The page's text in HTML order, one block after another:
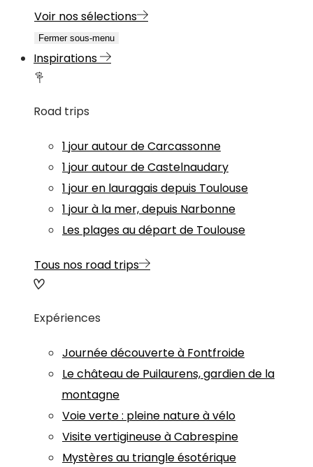
Voir nos sélections
Fermer sous-menu
Inspirations
Road trips
1 jour autour de Carcassonne
1 jour autour de Castelnaudary
1 jour en lauragais depuis Toulouse
1 jour à la mer, depuis Narbonne
Les plages au départ de Toulouse
Tous nos road trips
Expériences
Journée découverte à Fontfroide
Le château de Puilaurens, gardien de la
montagne
Voie verte : pleine nature à vélo
Visite vertigineuse à Cabrespine
Mystères au triangle ésotérique